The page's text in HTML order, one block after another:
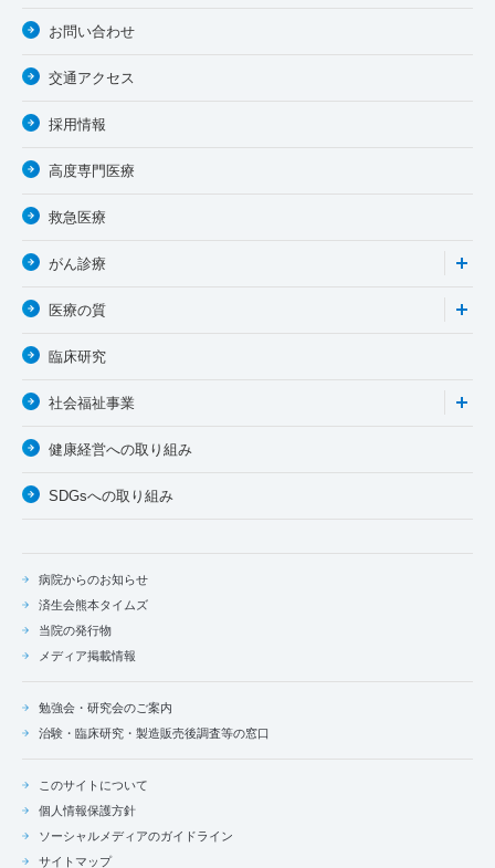
病院からのお知らせ
済生会熊本タイムズ
当院の発行物
メディア掲載情報
勉強会・研究会のご案内
治験・臨床研究・製造販売後調査等の窓口
このサイトについて
個人情報保護方針
ソーシャルメディアのガイドライン
サイトマップ
お問い合わせ
交通アクセス
採用情報
高度専門医療
救急医療
がん診療
医療の質
臨床研究
社会福祉事業
健康経営への取り組み
SDGsへの取り組み